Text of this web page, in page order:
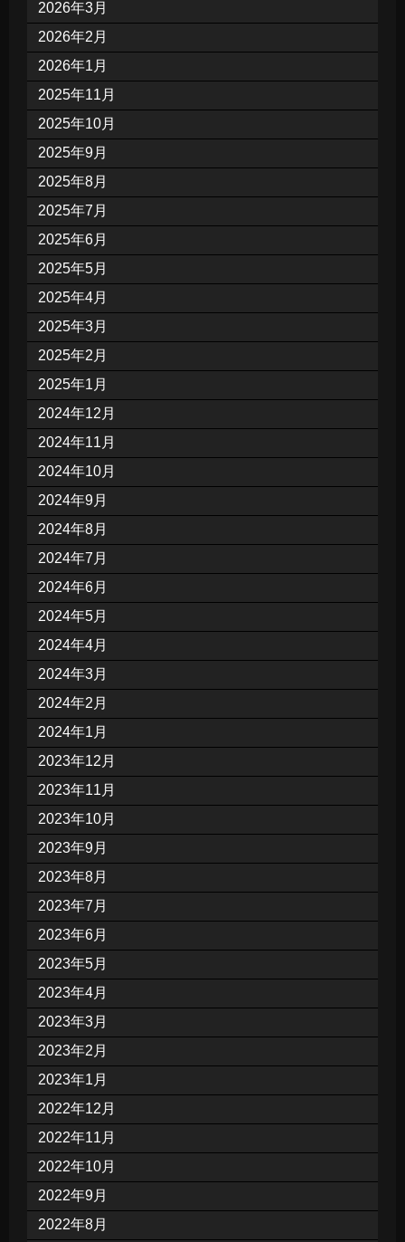
2026年3月
2026年2月
2026年1月
2025年11月
2025年10月
2025年9月
2025年8月
2025年7月
2025年6月
2025年5月
2025年4月
2025年3月
2025年2月
2025年1月
2024年12月
2024年11月
2024年10月
2024年9月
2024年8月
2024年7月
2024年6月
2024年5月
2024年4月
2024年3月
2024年2月
2024年1月
2023年12月
2023年11月
2023年10月
2023年9月
2023年8月
2023年7月
2023年6月
2023年5月
2023年4月
2023年3月
2023年2月
2023年1月
2022年12月
2022年11月
2022年10月
2022年9月
2022年8月